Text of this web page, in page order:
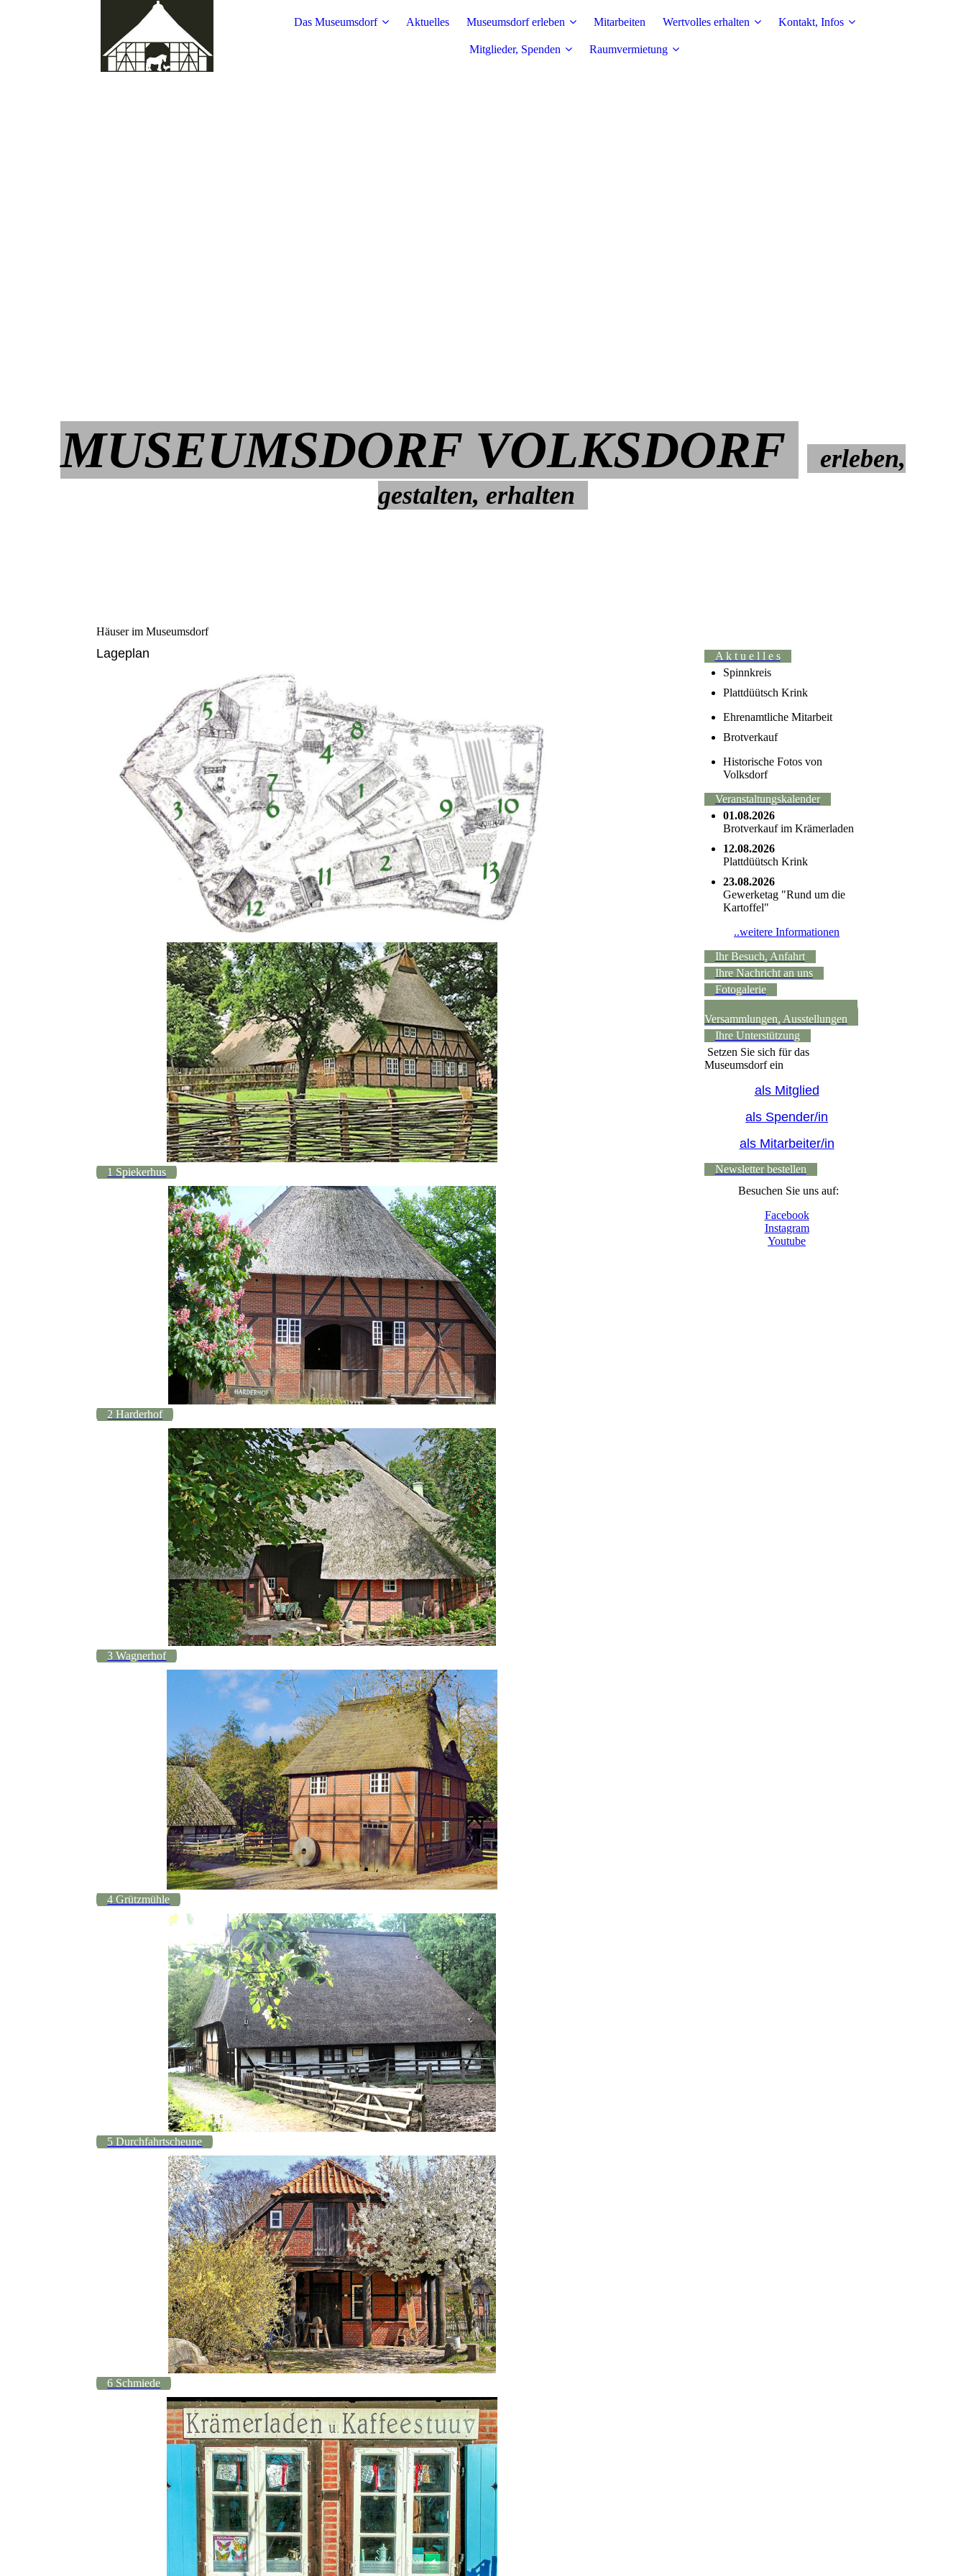
Das Museumsdorf Aktuelles Museumsdorf erleben Mitarbeiten Wertvolles erhalten Kontakt, Infos
Mitglieder, Spenden Raumvermietung
MUSEUMSDORF VOLKSDORF
erleben,
gestalten, erhalten
Häuser im Museumsdorf
Lageplan
1 Spiekerhus
2 Harderhof
3 Wagnerhof
4 Grützmühle
5 Durchfahrtscheune
6 Schmiede
A k t u e l l e s
Spinnkreis
Plattdüütsch Krink
Ehrenamtliche Mitarbeit
Brotverkauf
Historische Fotos von
Volksdorf
Veranstaltungskalender
01.08.2026
Brotverkauf im Krämerladen
12.08.2026
Plattdüütsch Krink
23.08.2026
Gewerketag "Rund um die
Kartoffel"
..weitere Informationen
Ihr Besuch, Anfahrt
Ihre Nachricht an uns
Fotogalerie
Versammlungen, Ausstellungen
Ihre Unterstützung
Setzen Sie sich für das
Museumsdorf ein
als Mitglied
als Spender/in
als Mitarbeiter/in
Newsletter bestellen
Besuchen Sie uns auf:
Facebook
Instagram
Youtube